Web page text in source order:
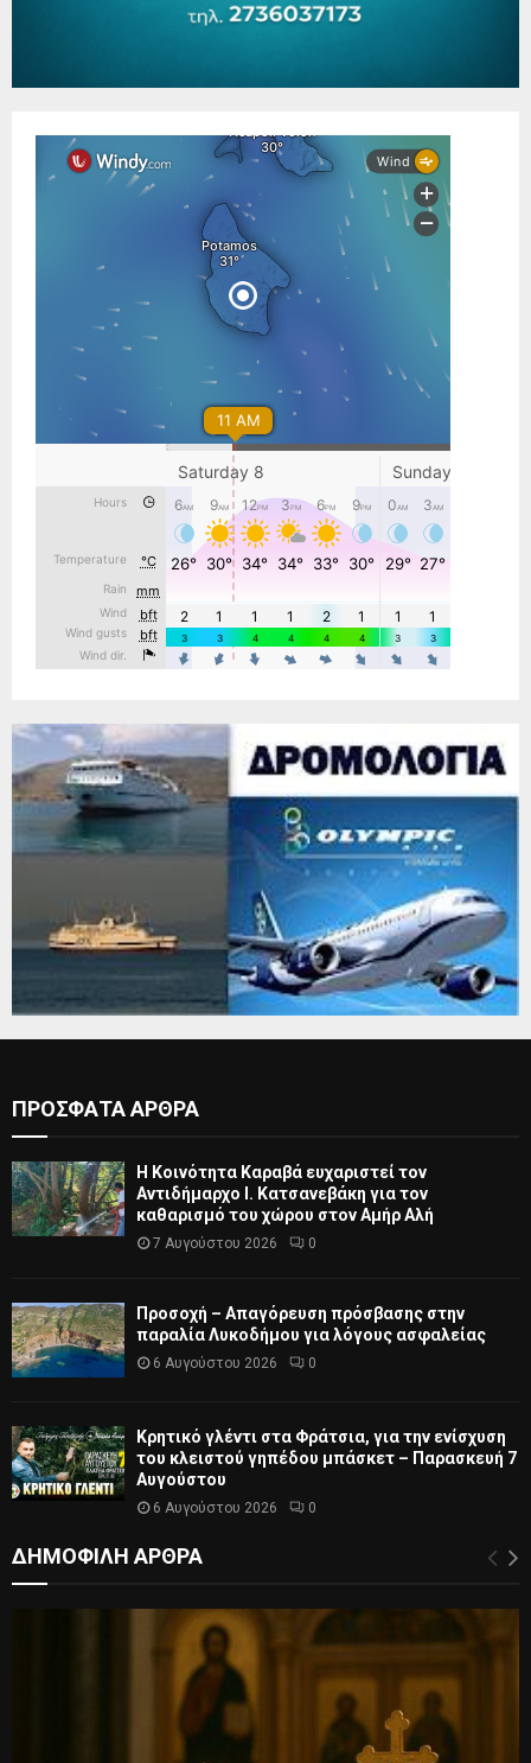
ΠΡΟΣΦΑΤΑ ΑΡΘΡΑ
Η Κοινότητα Καραβά ευχαριστεί τον
Αντιδήμαρχο Ι. Κατσανεβάκη για τον
καθαρισμό του χώρου στον Αμήρ Αλή
7 Αυγούστου 2026 0
Προσοχή – Απαγόρευση πρόσβασης στην
παραλία Λυκοδήμου για λόγους ασφαλείας
6 Αυγούστου 2026 0
Κρητικό γλέντι στα Φράτσια, για την ενίσχυση
του κλειστού γηπέδου μπάσκετ – Παρασκευή 7
Αυγούστου
6 Αυγούστου 2026 0
ΔΗΜΟΦΙΛΗ ΑΡΘΡΑ